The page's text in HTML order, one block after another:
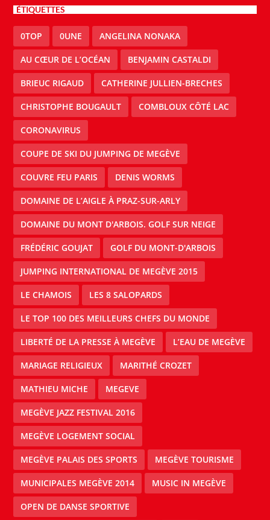
ÉTIQUETTES
0TOP 0UNE ANGELINA NONAKA
AU CŒUR DE L’OCÉAN BENJAMIN CASTALDI
BRIEUC RIGAUD CATHERINE JULLIEN-BRECHES
CHRISTOPHE BOUGAULT COMBLOUX CÔTÉ LAC
CORONAVIRUS
COUPE DE SKI DU JUMPING DE MEGÈVE
COUVRE FEU PARIS DENIS WORMS
DOMAINE DE L’AIGLE À PRAZ-SUR-ARLY
DOMAINE DU MONT D'ARBOIS. GOLF SUR NEIGE
FRÉDÉRIC GOUJAT GOLF DU MONT-D'ARBOIS
JUMPING INTERNATIONAL DE MEGÈVE 2015
LE CHAMOIS LES 8 SALOPARDS
LE TOP 100 DES MEILLEURS CHEFS DU MONDE
LIBERTÉ DE LA PRESSE À MEGÈVE L’EAU DE MEGÈVE
MARIAGE RELIGIEUX MARITHÉ CROZET
MATHIEU MICHE MEGEVE
MEGÈVE JAZZ FESTIVAL 2016
MEGÈVE LOGEMENT SOCIAL
MEGÈVE PALAIS DES SPORTS MEGÈVE TOURISME
MUNICIPALES MEGÈVE 2014 MUSIC IN MEGÈVE
OPEN DE DANSE SPORTIVE